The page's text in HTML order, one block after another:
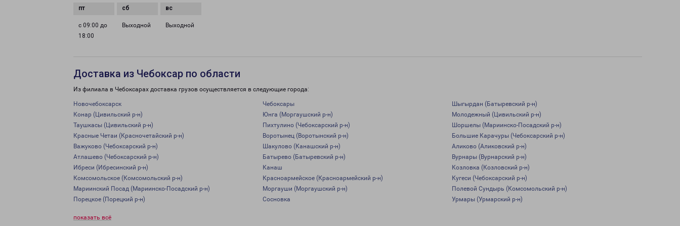
с 09:00 до
18:00
Выходной Выходной
Доставка из Чебоксар по области
Из филиала в Чебоксарах доставка грузов осуществляется в следующие города:
Новочебоксарск Чебоксары
Шыгырдан (Батыревский р-н)
Конар (Цивильский р-н)
Юнга (Моргаушский р-н)
Молодежный (Цивильский р-н)
Таушкасы (Цивильский р-н)
Пихтулино (Чебоксарский р-н)
Шоршелы (Мариинско-Посадский р-н)
Красные Четаи (Красночетайский р-н)
Воротынец (Воротынский р-н)
Большие Карачуры (Чебоксарский р-н)
Важуково (Чебоксарский р-н)
Шакулово (Канашский р-н)
Аликово (Аликовский р-н)
Атлашево (Чебоксарский р-н)
Батырево (Батыревский р-н)
Вурнары (Вурнарский р-н)
Ибреси (Ибресинский р-н)
Канаш
Козловка (Козловский р-н)
Комсомольское (Комсомольский р-н)
Красноармейское (Красноармейский р-н)
Кугеси (Чебоксарский р-н)
Мариинский Посад (Мариинско-Посадский р-н)
Моргауши (Моргаушский р-н)
Полевой Сундырь (Комсомольский р-н)
Порецкое (Порецкий р-н)
Сосновка Урмары (Урмарский р-н)
показать всё